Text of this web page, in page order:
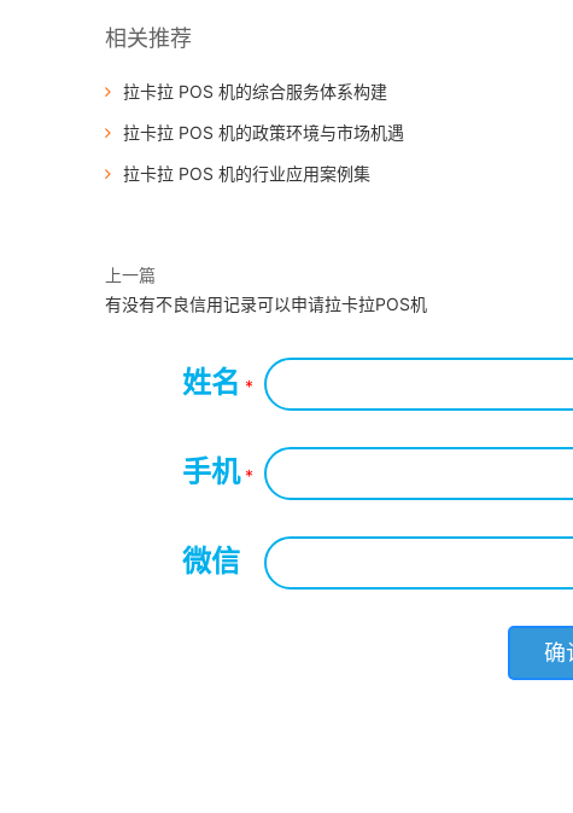
相关推荐
拉卡拉 POS 机的综合服务体系构建
拉卡拉 POS 机的政策环境与市场机遇
拉卡拉 POS 机的行业应用案例集
上一篇
有没有不良信用记录可以申请拉卡拉POS机
姓名 *
手机*
微信